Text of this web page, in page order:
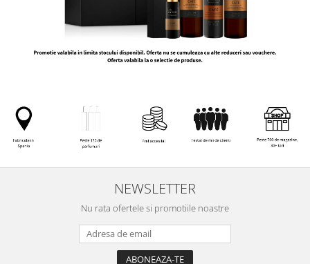
NEWSLETTER
Nu rata ofertele si promotiile noastre